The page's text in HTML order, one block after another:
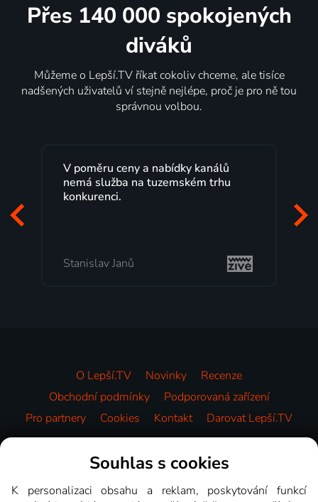
Přes 140 000 spokojených
diváků
Můžeme o Lepší.TV říkat cokoliv chceme, ale tisíce
nadšených uživatelů ví stejně nejlépe, proč je pro ně tou
správnou volbou.
Lepší.TV sleduji už několik let s
maximální spokojeností. Velký výběr
programů a nemuset běžet k TV na
Milada Tomešová
O Lepší.TV Novinky
Recenze
Obchodní podmínky
Podporovaná zařízení
Pro partnery
Cookies Kontakt Darovat Lepší.TV
Videotéka
Souhlas s cookies
K personalizaci obsahu a reklam, poskytování funkcí